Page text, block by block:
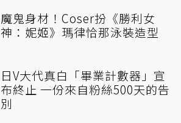
魔鬼身材！Coser扮《勝利女
神：妮姬》瑪律恰那泳裝造型
日V大代真白「畢業計數器」宣
布終止 一份來自粉絲500天的告
別